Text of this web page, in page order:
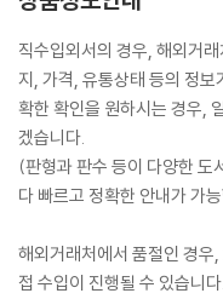
직수입외서의 경우, 해외거
지, 가격, 유통상태 등의 정
확한 확인을 원하시는 경우,
겠습니다.
(판형과 판수 등이 다양한 도
다 빠르고 정확한 안내가 가
해외거래처에서 품절인 경우
접 수입이 진행될 수 있습니다.